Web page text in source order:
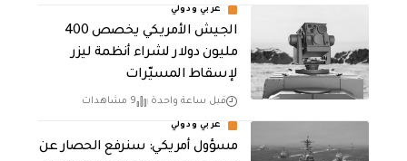
عربي ودولي
الجيش الأمريكي يخصص 400
مليون دولار لشراء أنظمة ليزر
لإسقاط المسيّرات
قبل ساعة واحدة 9 مشاهدات
عربي ودولي
مسؤول أمريكي: سنرفع الحصار عن